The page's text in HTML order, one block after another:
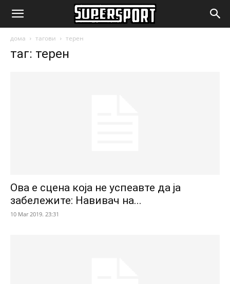
SuperSport.mk
дома тагови терен
таг: терен
Ова е сцена која не успеавте да ја
забележите: Навивач на...
10 Mar 2019. 23:31